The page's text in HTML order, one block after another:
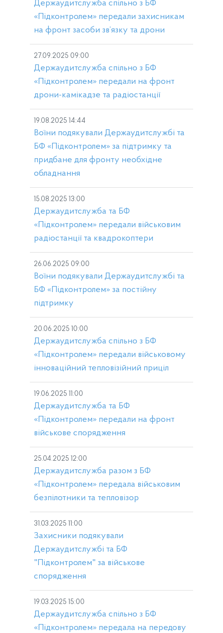
Держаудитслужба спільно з БФ
«Підконтролем» передали захисникам
на фронт засоби зв’язку та дрони
27.09.2025 09:00
Держаудитслужба спільно з БФ
«Підконтролем» передали на фронт
дрони-камікадзе та радіостанції
19.08.2025 14:44
Воїни подякували Держаудитслужбі та
БФ «Підконтролем» за підтримку та
придбане для фронту необхідне
обладнання
15.08.2025 13:00
Держаудитслужба та БФ
«Підконтролем» передали військовим
радіостанції та квадрокоптери
26.06.2025 09:00
Воїни подякували Держаудитслужбі та
БФ «Підконтролем» за постійну
підтримку
20.06.2025 10:00
Держаудитслужба спільно з БФ
«Підконтролем» передали військовому
інноваційний тепловізійний приціл
19.06.2025 11:00
Держаудитслужба та БФ
«Підконтролем» передали на фронт
військове спорядження
25.04.2025 12:00
Держаудитслужба разом з БФ
«Підконтролем» передала військовим
безпілотники та тепловізор
31.03.2025 11:00
Захисники подякували
Держаудитслужбі та БФ
"Підконтролем" за військове
спорядження
19.03.2025 15:00
Держаудитслужба спільно з БФ
«Підконтролем» передала на передову